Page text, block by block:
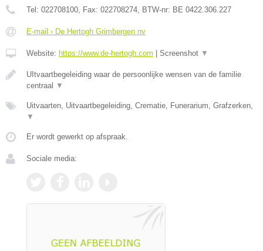
Tel: 022708100 , Fax: 022708274 , BTW-nr: BE 0422.306.227
E-mail › De Hertogh Grimbergen nv
Website: https://www.de-hertogh.com Screenshot ▼
UItvaartbegeleiding waar de persoonlijke wensen van de familie
centraal
▼
Uitvaarten, Uitvaartbegeleiding, Crematie, Funerarium, Grafzerken,
▼
Er wordt gewerkt op afspraak.
Sociale media: